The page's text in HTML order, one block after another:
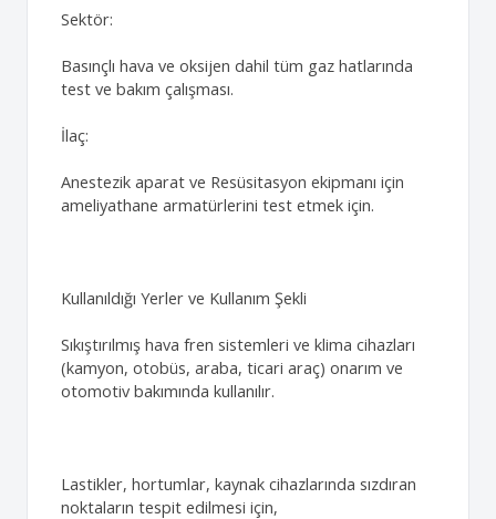
Sektör:
Basınçlı hava ve oksijen dahil tüm gaz hatlarında
test ve bakım çalışması.
İlaç:
Anestezik aparat ve Resüsitasyon ekipmanı için
ameliyathane armatürlerini test etmek için.
Kullanıldığı Yerler ve Kullanım Şekli
Sıkıştırılmış hava fren sistemleri ve klima cihazları
(kamyon, otobüs, araba, ticari araç) onarım ve
otomotiv bakımında kullanılır.
Lastikler, hortumlar, kaynak cihazlarında sızdıran
noktaların tespit edilmesi için,